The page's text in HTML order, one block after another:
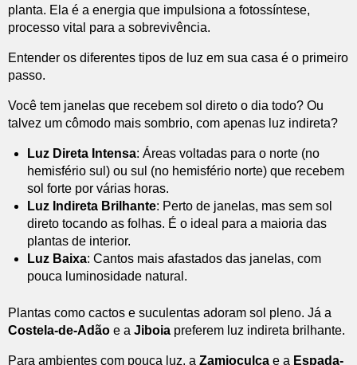
planta. Ela é a energia que impulsiona a fotossíntese,
processo vital para a sobrevivência.
Entender os diferentes tipos de luz em sua casa é o primeiro
passo.
Você tem janelas que recebem sol direto o dia todo? Ou
talvez um cômodo mais sombrio, com apenas luz indireta?
Luz Direta Intensa: Áreas voltadas para o norte (no
hemisfério sul) ou sul (no hemisfério norte) que recebem
sol forte por várias horas.
Luz Indireta Brilhante: Perto de janelas, mas sem sol
direto tocando as folhas. É o ideal para a maioria das
plantas de interior.
Luz Baixa: Cantos mais afastados das janelas, com
pouca luminosidade natural.
Plantas como cactos e suculentas adoram sol pleno. Já a
Costela-de-Adão e a Jiboia preferem luz indireta brilhante.
Para ambientes com pouca luz, a Zamioculca e a Espada-